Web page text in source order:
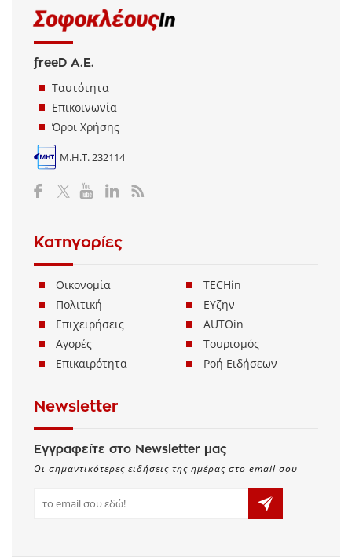
freeD Α.Ε.
Ταυτότητα
Επικοινωνία
Όροι Χρήσης
Μ.Η.Τ. 232114
Κατηγορίες
Οικονομία
Πολιτική
Επιχειρήσεις
Αγορές
Επικαιρότητα
TECHin
ΕΥζην
AUTOin
Τουρισμός
Ροή Ειδήσεων
Newsletter
Εγγραφείτε στο Newsletter μας
Οι σημαντικότερες ειδήσεις της ημέρας στο email σου